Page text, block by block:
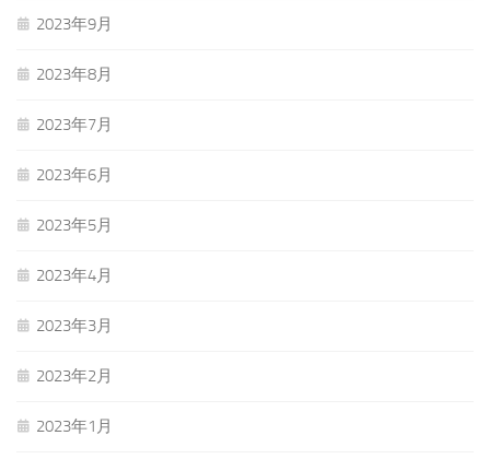
2023年9月
2023年8月
2023年7月
2023年6月
2023年5月
2023年4月
2023年3月
2023年2月
2023年1月